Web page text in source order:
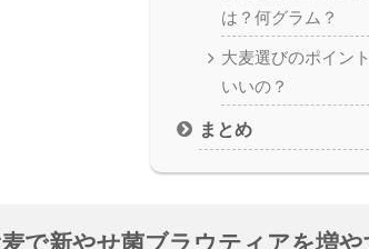
は？何グラム？
大麦選びのポイン
いいの？
まとめ
で新やせ菌ブラウティアを増や